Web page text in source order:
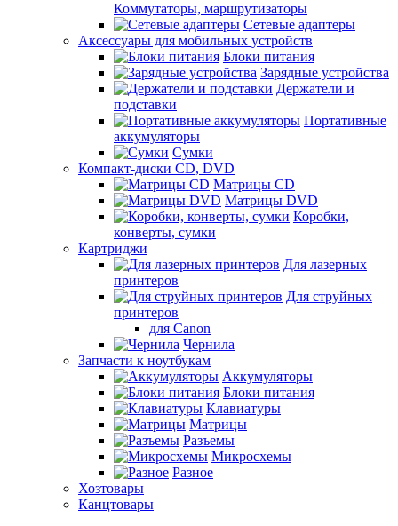
Коммутаторы, маршрутизаторы
Сетевые адаптеры
Аксессуары для мобильных устройств
Блоки питания
Зарядные устройства
Держатели и
подставки
Портативные
аккумуляторы
Сумки
Компакт-диски CD, DVD
Матрицы CD
Матрицы DVD
Коробки,
конверты, сумки
Картриджи
Для лазерных
принтеров
Для струйных
принтеров
для Canon
Чернила
Запчасти к ноутбукам
Аккумуляторы
Блоки питания
Клавиатуры
Матрицы
Разъемы
Микросхемы
Разное
Хозтовары
Канцтовары